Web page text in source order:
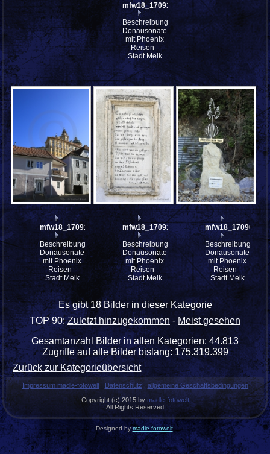
mfw18_170916
Beschreibung:
Donausonate
mit Phoenix
Reisen -
Stadt Melk
mfw18_170913
Beschreibung:
Donausonate
mit Phoenix
Reisen -
Stadt Melk
mfw18_170912
Beschreibung:
Donausonate
mit Phoenix
Reisen -
Stadt Melk
mfw18_170905
Beschreibung:
Donausonate
mit Phoenix
Reisen -
Stadt Melk
Es gibt 18 Bilder in dieser Kategorie
TOP 90:Zuletzt hinzugekommen - Meist gesehen
Gesamtanzahl Bilder in allen Kategorien: 44.813
Zugriffe auf alle Bilder bislang: 175.319.399
Zurück zur Kategorieübersicht
Impressum madle-fotowelt Datenschutz
allgemeine Geschäftsbedingungen
Copyright (c) 2015 by madle-fotowelt
All Rights Reserved
Designed bymadle-fotowelt.